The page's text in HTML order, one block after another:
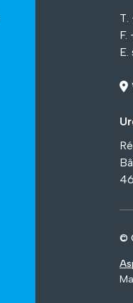
T.
F.
E.
©